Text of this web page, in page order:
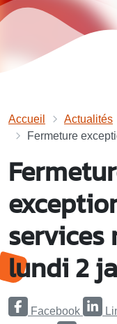
Accueil Actualités
Fermeture
lundi 2
Facebook